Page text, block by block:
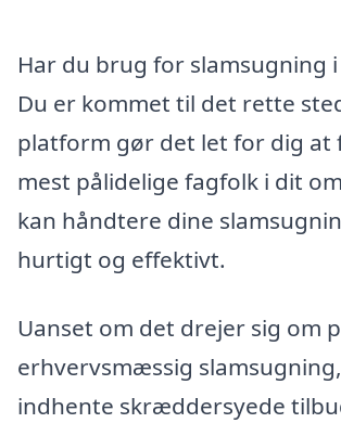
Har du brug for slamsugning i
Du er kommet til det rette
platform gør det let for dig at
mest pålidelige fagfolk i dit
kan håndtere dine
hurtigt og effektivt.
Uanset om det drejer sig om
erhvervsmæssig
indhente skræddersyede